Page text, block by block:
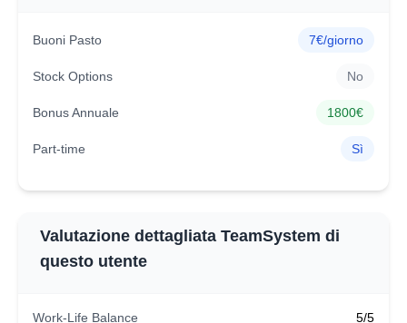
Buoni Pasto 7€/giorno
Stock Options No
Bonus Annuale 1800€
Part-time Sì
Valutazione dettagliata TeamSystem di
questo utente
Work-Life Balance 5/5